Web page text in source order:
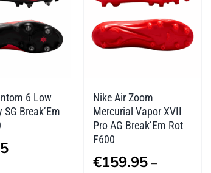
Optionen
können
auf
Produktseite
können
Produktseite
gewählt
6 Low
Break’Em
Nike Air Zoom
Mercurial Vapor XVII
Pro AG Break’Em Rot
F600
€159.95–